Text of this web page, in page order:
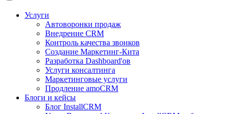
Услуги
Автоворонки продаж
Внедрение CRM
Контроль качества звонков
Создание Маркетинг-Кита
Разработка Dashboard'ов
Услуги консалтинга
Маркетинговые услуги
Продление amoCRM
Блоги и кейсы
Блог InstallCRM